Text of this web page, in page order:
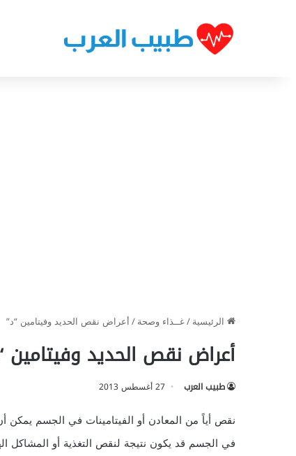
الرئيسية/غــذاء وصحة/أعراض نقص الحديد وفيتامين “د”
أعراض نقص الحديد وفيتامين
طبيب العرب 27 أغسطس 2013
نقص أياً من المعادن أو الفيتامينات في الجسم
في الجسم قد يكون نتيجة لنقص التغذية أو المشاكل